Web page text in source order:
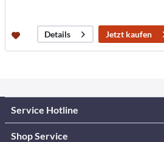
Details Jetzt kaufen
Service Hotline
Shop Service